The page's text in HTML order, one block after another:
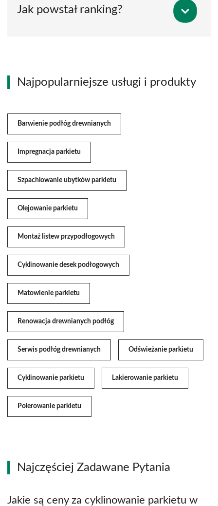
Jak powstał ranking?
Najpopularniejsze usługi i produkty
Barwienie podłóg drewnianych
Impregnacja parkietu
Szpachlowanie ubytków parkietu
Olejowanie parkietu
Montaż listew przypodłogowych
Cyklinowanie desek podłogowych
Matowienie parkietu
Renowacja drewnianych podłóg
Serwis podłóg drewnianych Odświeżanie parkietu
Cyklinowanie parkietu Lakierowanie parkietu
Polerowanie parkietu
Najczęściej Zadawane Pytania
Jakie są ceny za cyklinowanie parkietu w